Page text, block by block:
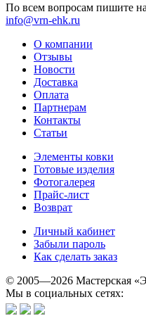
По всем вопросам пишите
info@vrn-ehk.ru
О компании
Отзывы
Новости
Доставка
Оплата
Партнерам
Контакты
Статьи
Элементы ковки
Готовые изделия
Фотогалерея
Прайс-лист
Возврат
Личный кабинет
Забыли пароль
Как сделать заказ
© 2005—2026 Мастерская
Мы в социальных сетях: